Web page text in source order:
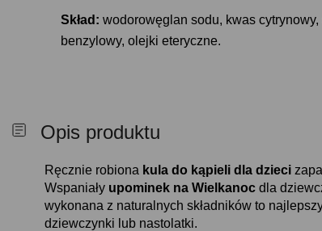
Skład: wodorowęglan sodu, kwas
benzylowy, olejki eteryczne.
Opis produktu
Ręcznie robiona kula do kąpieli dla dzieci
Wspaniały upominek na Wielkanoc dla
wykonana z naturalnych składników to
dziewczynki lub nastolatki.